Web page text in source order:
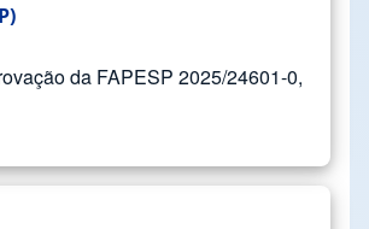
da FAPESP 2025/24601-0,